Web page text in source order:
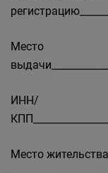
Место
ИНН/
Место